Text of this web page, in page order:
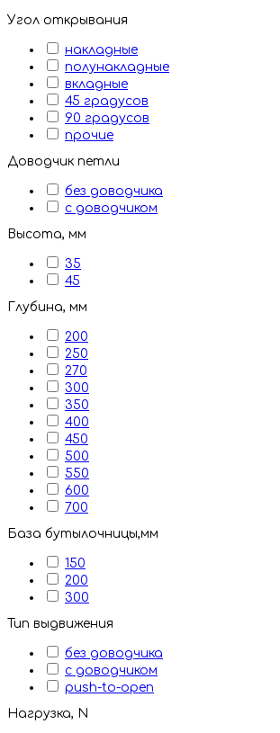
Угол открывания
накладные
полунакладные
вкладные
45 градусов
90 градусов
прочие
Доводчик петли
без доводчика
с доводчиком
Высота, мм
35
45
Глубина, мм
200
250
270
300
350
400
450
500
550
600
700
База бутылочницы,мм
150
200
300
Тип выдвижения
без доводчика
с доводчиком
push-to-open
Нагрузка, N